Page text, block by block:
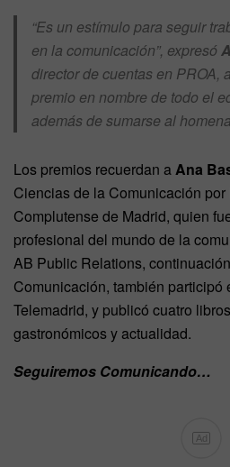
“Es un estímulo para seguir
en la comunicación”, expresó
director de cuentas en PROA,
premio en nombre de todo el
además de sumarse al
Los premios recuerdan aAna
Ciencias de la Comunicación
Complutense de Madrid, quien
profesional del mundo de la
AB Public Relations,
Comunicación, también participó
Telemadrid, y publicó cuatro
gastronómicos y actualidad.
Seguiremos Comunicando…
Ad